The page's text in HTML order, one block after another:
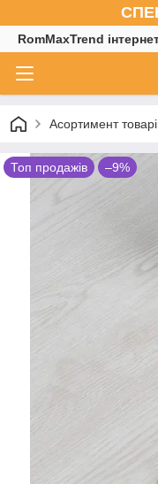
RomMaxTrend
Асортимент
Топ продажів –9%